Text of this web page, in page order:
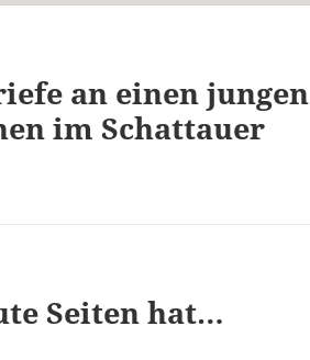
an einen jungen
im Schattauer
Seiten hat…